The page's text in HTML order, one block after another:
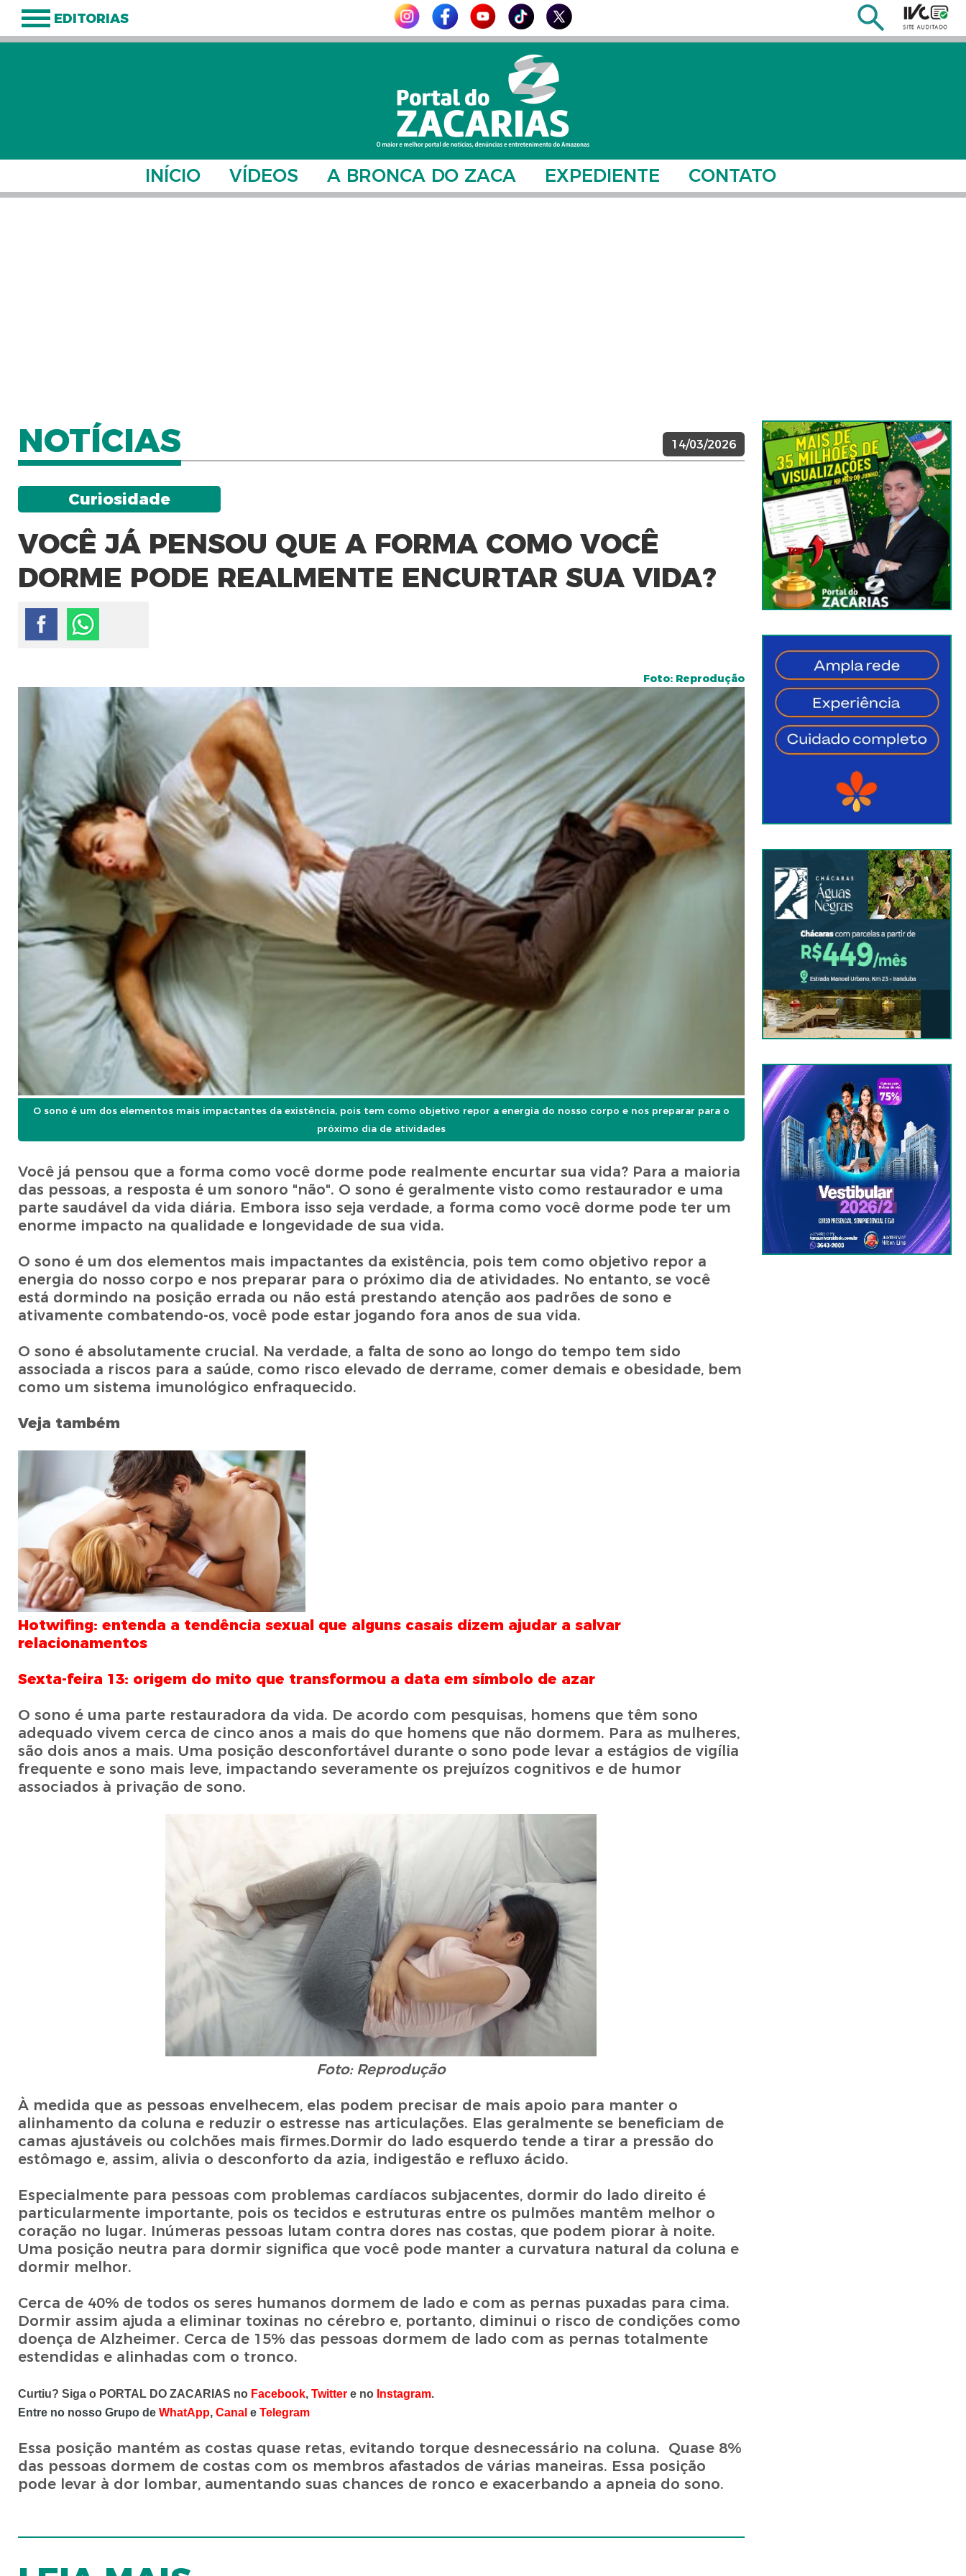
EDITORIAS
INÍCIO VÍDEOS A BRONCA DO ZACA EXPEDIENTE CONTATO
NOTÍCIAS 14/03/2026
Curiosidade
VOCÊ JÁ PENSOU QUE A FORMA COMO VOCÊ
DORME PODE REALMENTE ENCURTAR SUA VIDA?
Foto: Reprodução
O sono é um dos elementos mais impactantes da existência, pois tem como objetivo repor a energia do nosso corpo e nos preparar para o
próximo dia de atividades
Você já pensou que a forma como você dorme pode realmente encurtar sua vida? Para a maioria
das pessoas, a resposta é um sonoro "não". O sono é geralmente visto como restaurador e uma
parte saudável da vida diária. Embora isso seja verdade, a forma como você dorme pode ter um
enorme impacto na qualidade e longevidade de sua vida.
O sono é um dos elementos mais impactantes da existência, pois tem como objetivo repor a
energia do nosso corpo e nos preparar para o próximo dia de atividades. No entanto, se você
está dormindo na posição errada ou não está prestando atenção aos padrões de sono e
ativamente combatendo-os, você pode estar jogando fora anos de sua vida.
O sono é absolutamente crucial. Na verdade, a falta de sono ao longo do tempo tem sido
associada a riscos para a saúde, como risco elevado de derrame, comer demais e obesidade, bem
como um sistema imunológico enfraquecido.
Veja também
Hotwifing: entenda a tendência sexual que alguns casais dizem ajudar a salvar
relacionamentos
Sexta-feira 13: origem do mito que transformou a data em símbolo de azar
O sono é uma parte restauradora da vida. De acordo com pesquisas, homens que têm sono
adequado vivem cerca de cinco anos a mais do que homens que não dormem. Para as mulheres,
são dois anos a mais. Uma posição desconfortável durante o sono pode levar a estágios de vigília
frequente e sono mais leve, impactando severamente os prejuízos cognitivos e de humor
associados à privação de sono.
Foto: Reprodução
À medida que as pessoas envelhecem, elas podem precisar de mais apoio para manter o
alinhamento da coluna e reduzir o estresse nas articulações. Elas geralmente se beneficiam de
camas ajustáveis ou colchões mais firmes.Dormir do lado esquerdo tende a tirar a pressão do
estômago e, assim, alivia o desconforto da azia, indigestão e refluxo ácido.
Especialmente para pessoas com problemas cardíacos subjacentes, dormir do lado direito é
particularmente importante, pois os tecidos e estruturas entre os pulmões mantêm melhor o
coração no lugar. Inúmeras pessoas lutam contra dores nas costas, que podem piorar à noite.
Uma posição neutra para dormir significa que você pode manter a curvatura natural da coluna e
dormir melhor.
Cerca de 40% de todos os seres humanos dormem de lado e com as pernas puxadas para cima.
Dormir assim ajuda a eliminar toxinas no cérebro e, portanto, diminui o risco de condições como
doença de Alzheimer. Cerca de 15% das pessoas dormem de lado com as pernas totalmente
estendidas e alinhadas com o tronco.
Curtiu? Siga o PORTAL DO ZACARIAS no Facebook, Twittere no Instagram.
Entre no nosso Grupo de WhatApp, Canal e Telegram
Essa posição mantém as costas quase retas, evitando torque desnecessário na coluna. Quase 8%
das pessoas dormem de costas com os membros afastados de várias maneiras. Essa posição
pode levar à dor lombar, aumentando suas chances de ronco e exacerbando a apneia do sono.